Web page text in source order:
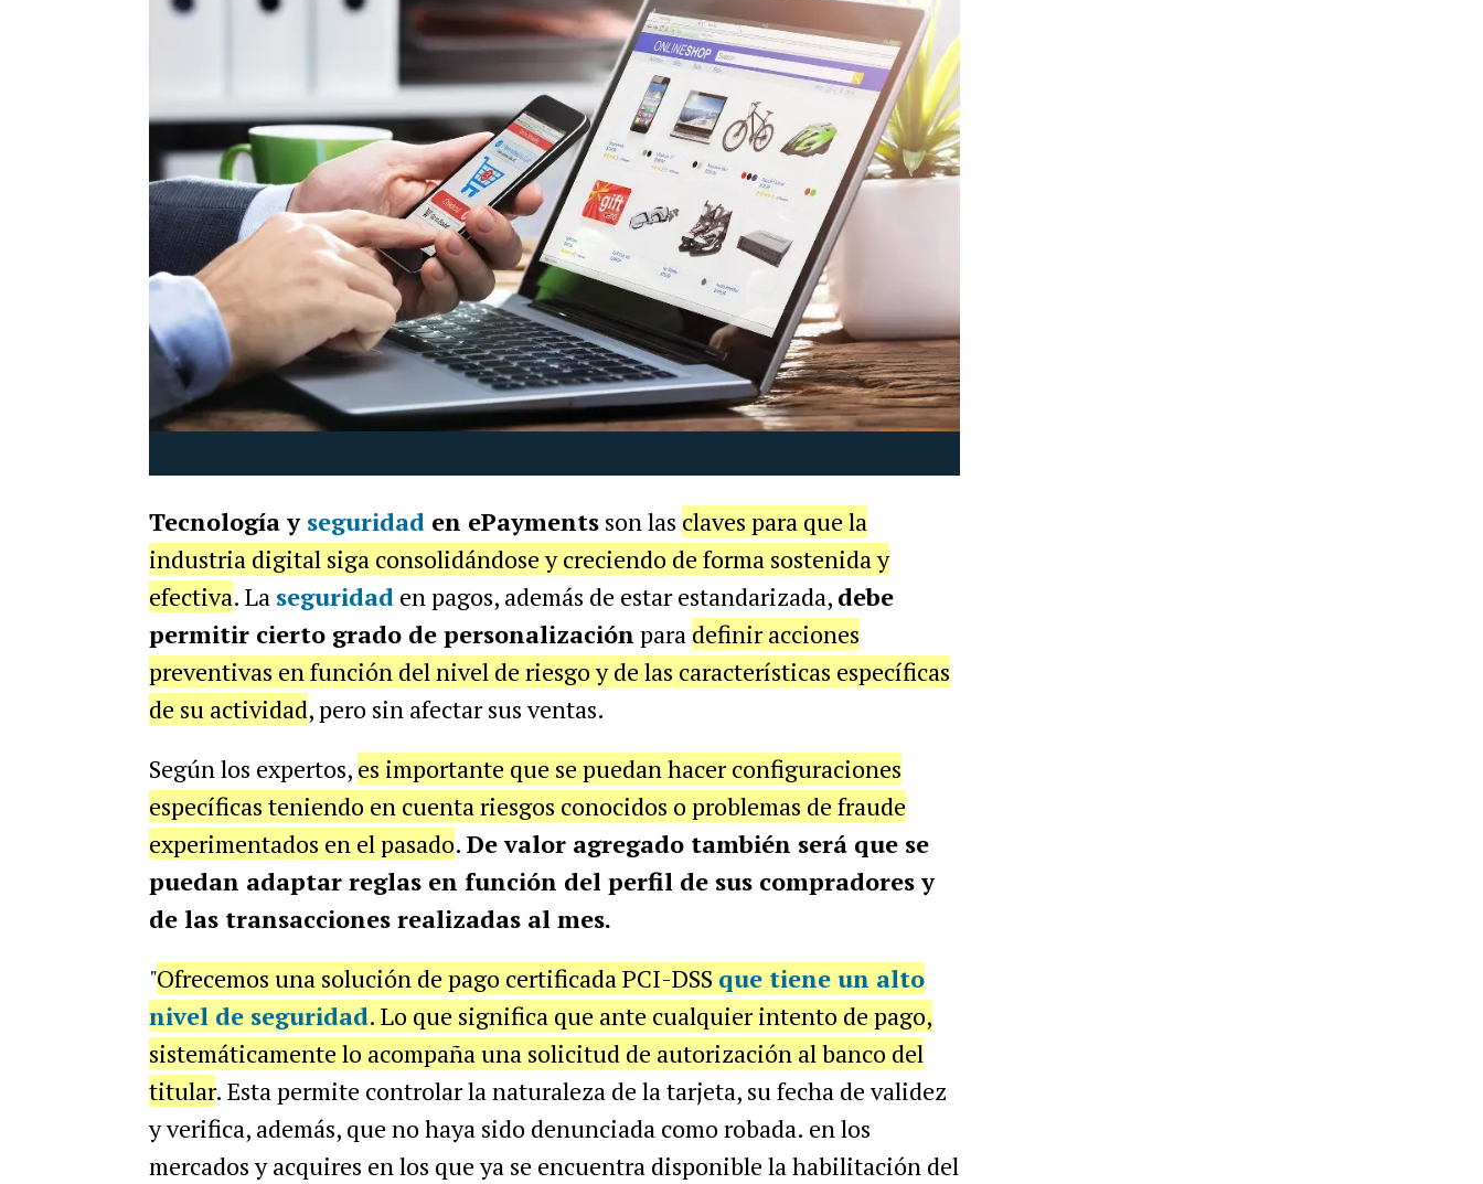
Tecnología y seguridaden ePaymentsson las claves para que la
industria digital siga consolidándose y creciendo de forma sostenida y
efectiva. La seguridaden pagos, además de estar estandarizada, debe
permitir cierto grado de personalización para definir acciones
preventivas en función del nivel de riesgo y de las características específicas
de su actividad, pero sin afectar sus ventas.
Según los expertos, es importante que se puedan hacer configuraciones
específicas teniendo en cuenta riesgos conocidos o problemas de fraude
experimentados en el pasado. De valor agregado también será que se
puedan adaptar reglas en función del perfil de sus compradores y
de las transacciones realizadas al mes.
"Ofrecemos una solución de pago certificada PCI-DSS que tiene un alto
nivel de seguridad. Lo que significa que ante cualquier intento de pago,
sistemáticamente lo acompaña una solicitud de autorización al banco del
titular. Esta permite controlar la naturaleza de la tarjeta, su fecha de validez
y verifica, además, que no haya sido denunciada como robada. en los
mercados y acquires en los que ya se encuentra disponible la habilitación del